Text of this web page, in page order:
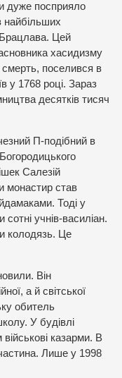
дуже посприяло
найбільших
Брацлава. Цей
хасидизму
поселився в
у 1768 році. Зараз
десятків тисяч
П-подібний в
Салезій
монастир став
Тоді у
учнів-василіан.
колодязь. Це
Він
а й світської
обитель
У будівлі
казарми. В
Лише у 1998